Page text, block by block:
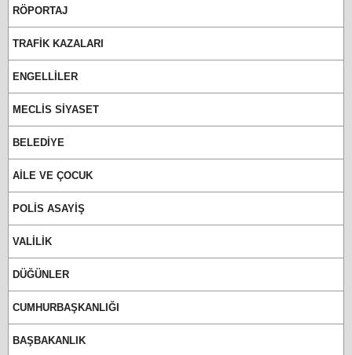
RÖPORTAJ
TRAFİK KAZALARI
ENGELLİLER
MECLİS SİYASET
BELEDİYE
AİLE VE ÇOCUK
POLİS ASAYİŞ
VALİLİK
DÜĞÜNLER
CUMHURBAŞKANLIĞI
BAŞBAKANLIK